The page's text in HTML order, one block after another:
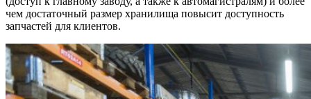
чем достаточный размер хранилища повысит доступность
запчастей для клиентов.